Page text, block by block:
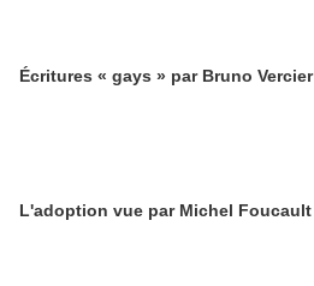
Écritures « gays » par Bruno Vercier
L'adoption vue par Michel Foucault